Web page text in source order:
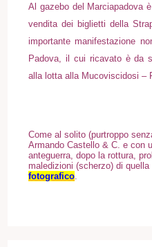
Al gazebo del Marciapadova
vendita dei biglietti della
importante manifestazione
Padova, il cui ricavato è da
alla lotta alla Mucoviscidosi –
Come al solito (purtroppo
Armando Castello & C. e con
anteguerra, dopo la rottura,
maledizioni (scherzo) di quella
fotografico.